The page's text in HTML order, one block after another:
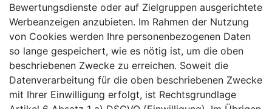
Bewertungsdienste oder auf Zielgruppen ausgerichtete
Werbeanzeigen anzubieten. Im Rahmen der Nutzung
von Cookies werden Ihre personenbezogenen Daten
so lange gespeichert, wie es nötig ist, um die oben
beschriebenen Zwecke zu erreichen. Soweit die
Datenverarbeitung für die oben beschriebenen Zwecke
mit Ihrer Einwilligung erfolgt, ist Rechtsgrundlage